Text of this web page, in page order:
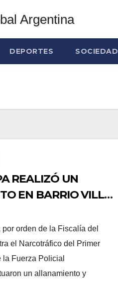
DEPORTES SOCIEDAD
REALIZÓ UN
EN BARRIO VILLA
CON UNA
EN LA CÁRCEL
orden de la Fiscalía del
el Narcotráfico del Primer
Fuerza Policial
un allanamiento y